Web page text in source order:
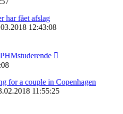
har fået afslag
12:43:08
PHMstuderende
for a couple in Copenhagen
11:55:25